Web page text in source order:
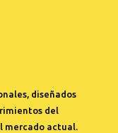
diseñados
del
mercado actual.